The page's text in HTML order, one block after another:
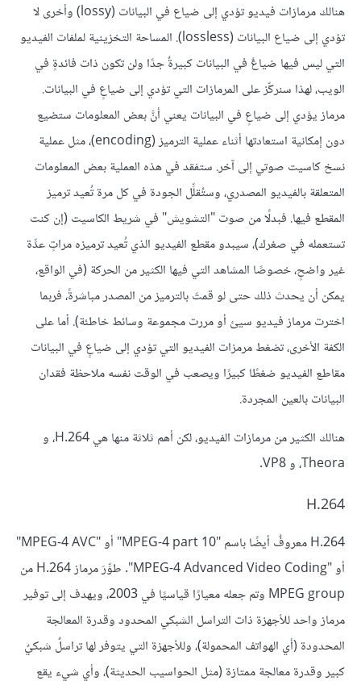
هنالك مرمازات فيديو تؤدي إلى ضياع في البيانات (lossy) وأخرى لا
تؤدي إلى ضياع البيانات (lossless). المساحة التخزينية لملفات الفيديو
التي ليس فيها ضياعٌ في البيانات كبيرةٌ جدًا ولن تكون ذات فائدةٍ في
الويب، لهذا سنركِّز على المرمازات التي تؤدي إلى ضياعٍ في البيانات.
مرماز يؤدي إلى ضياعٍ في البيانات يعني أنَّ بعض المعلومات ستضيع
دون إمكانية استعادتها أثناء عملية الترميز (encoding)، مثل عملية
نسخ كاسيت صوتي إلى آخر. ستفقد في هذه العملية بعض المعلومات
المتعلقة بالفيديو المصدري، وستُقلِّل الجودة في كل مرة تُعيد ترميز
المقطع فيها. فبدلًا من صوت "التشويش" في شريط الكاسيت (إن كنت
تستعمله في صغرك)، سيبدو مقطع الفيديو الذي تُعيد ترميزه مراتٍ عدِّة
غير واضحٍ، خصوصًا المشاهد التي فيها الكثير من الحركة (في الواقع،
يمكن أن يحدث ذلك حتى لو قمتَ بالترميز من المصدر مباشرةً، فربما
اخترت مرماز فيديو سيئ أو مررت مجموعة وسائط خاطئة). أما على
الكفة الأخرى، تضغط مرمزات الفيديو التي تؤدي إلى ضياعٍ في البيانات
مقاطع الفيديو ضغطًا كبيرًا ويصعب في الوقت نفسه ملاحظة فقدان
البيانات بالعين المجردة.
هنالك الكثير من مرمازات الفيديو، لكن أهم ثلاثة منها هي H.264، و
Theora، و VP8.
H.264
H.264 معروفٌ أيضًا باسم "MPEG-4 part 10" أو "MPEG-4 AVC"
أو "MPEG-4 Advanced Video Coding". طوِّرَ مرماز H.264 من
MPEG group وتم جعله معيارًا قياسيًا في 2003، ويهدف إلى توفير
مرماز واحد للأجهزة ذات التراسل الشبكي المحدود وقدرة المعالجة
المحدودة (أي الهواتف المحمولة)، وللأجهزة التي يتوفر لها تراسلٌ شبكيٌ
كبير وقدرة معالجة ممتازة (مثل الحواسيب الحديثة)، وأي شيء يقع